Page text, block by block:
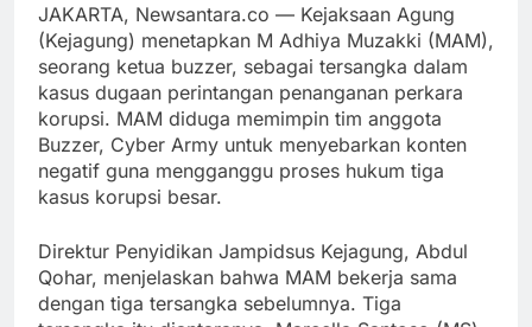
JAKARTA, Newsantara.co — Kejaksaan Agung
(Kejagung) menetapkan M Adhiya Muzakki (MAM),
seorang ketua buzzer, sebagai tersangka dalam
kasus dugaan perintangan penanganan perkara
korupsi. MAM diduga memimpin tim anggota
Buzzer, Cyber Army untuk menyebarkan konten
negatif guna mengganggu proses hukum tiga
kasus korupsi besar.
Direktur Penyidikan Jampidsus Kejagung, Abdul
Qohar, menjelaskan bahwa MAM bekerja sama
dengan tiga tersangka sebelumnya. Tiga